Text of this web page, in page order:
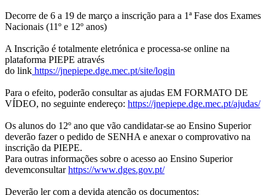
Decorre de 6 a 19 de março a inscrição para a 1ª Fase dos Exames
Nacionais (11º e 12º anos)
A Inscrição é totalmente eletrónica e processa-se online na
plataforma PIEPE através
do link https://jnepiepe.dge.mec.pt/site/login
Para o efeito, poderão consultar as ajudas EM FORMATO DE
VÍDEO, no seguinte endereço: https://jnepiepe.dge.mec.pt/ajudas/
Os alunos do 12º ano que vão candidatar-se ao Ensino Superior
deverão fazer o pedido de SENHA e anexar o comprovativo na
inscrição da PIEPE.
Para outras informações sobre o acesso ao Ensino Superior
devemconsultarhttps://www.dges.gov.pt/
Deverão ler com a devida atenção os documentos: